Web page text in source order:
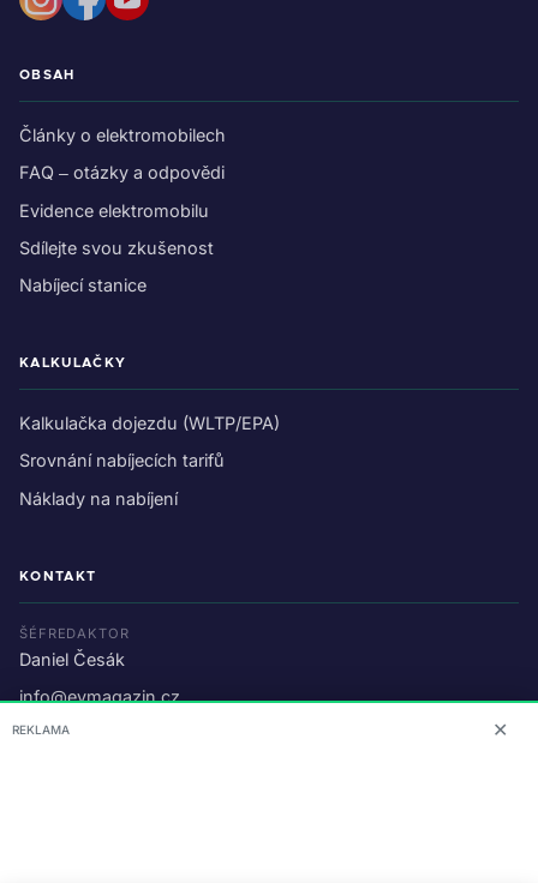
OBSAH
Články o elektromobilech
FAQ – otázky a odpovědi
Evidence elektromobilu
Sdílejte svou zkušenost
Nabíjecí stanice
KALKULAČKY
Kalkulačka dojezdu (WLTP/EPA)
Srovnání nabíjecích tarifů
Náklady na nabíjení
KONTAKT
ŠÉFREDAKTOR
Daniel Česák
info@evmagazin.cz
O nás
REKLAMA ✕